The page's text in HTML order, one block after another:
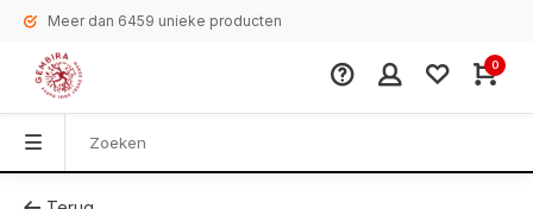
Meer dan 6459 unieke producten
0